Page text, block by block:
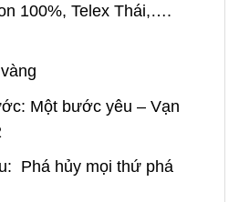
100%, Telex Thái,….
Một bước yêu – Vạn
Phá hủy mọi thứ phá